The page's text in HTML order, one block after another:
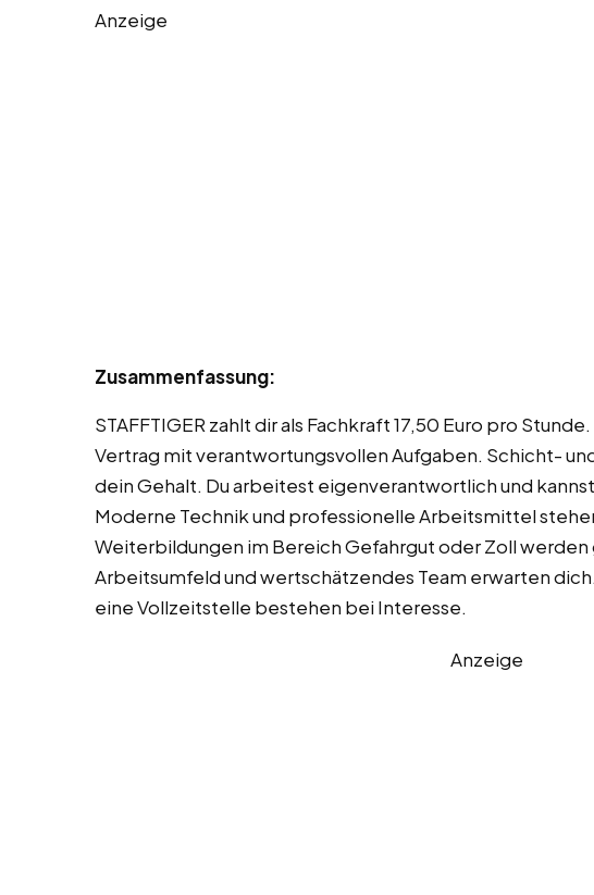
Anzeige
Zusammenfassung:
STAFFTIGER zahlt dir als Fachkraft 17,50 Euro pro
Vertrag mit verantwortungsvollen Aufgaben. Schicht-
dein Gehalt. Du arbeitest eigenverantwortlich und
Moderne Technik und professionelle Arbeitsmittel
Weiterbildungen im Bereich Gefahrgut oder Zoll
Arbeitsumfeld und wertschätzendes Team erwarten
eine Vollzeitstelle bestehen bei Interesse.
Anzeige